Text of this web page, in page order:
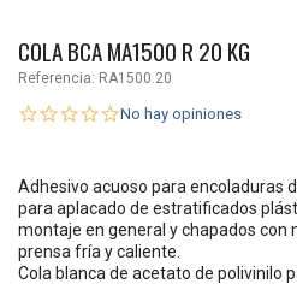
COLA BCA MA1500 R 20 KG
Referencia: RA1500.20
No hay opiniones
Adhesivo acuoso para encoladuras
para aplacado de estratificados
montaje en general y chapados con
prensa fría y caliente.
Cola blanca de acetato de polivinilo